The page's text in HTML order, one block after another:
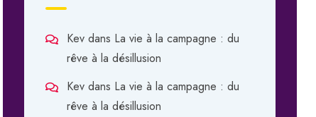
Kev dans La vie à la campagne : du
rêve à la désillusion
Kev dans La vie à la campagne : du
rêve à la désillusion